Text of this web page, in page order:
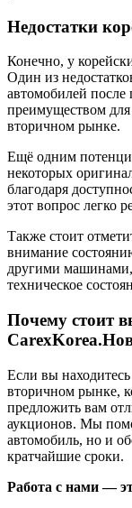
Недостатки
Конечно, у
Один из
автомобилей
преимуществом
вторичном рынке.
Ещё одним
некоторых
благодаря
этот вопрос легко
Также стоит
внимание
другими машинами,
техническое
Почему стоит
Если вы
вторичном рынке,
предложить вам
аукционов. Мы
автомобиль, но и
кратчайшие сроки.
Работа с нами —